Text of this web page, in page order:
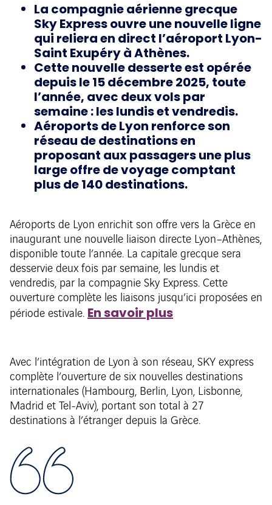
La compagnie aérienne grecque
Sky Express ouvre une nouvelle ligne
qui reliera en direct l’aéroport Lyon-
Saint Exupéry à Athènes.
Cette nouvelle desserte est opérée
depuis le 15 décembre 2025, toute
l’année, avec deux vols par
semaine : les lundis et vendredis.
Aéroports de Lyon renforce son
réseau de destinations en
proposant aux passagers une plus
large offre de voyage comptant
plus de 140 destinations.
Aéroports de Lyon enrichit son offre vers la Grèce en
inaugurant une nouvelle liaison directe Lyon–Athènes,
disponible toute l’année. La capitale grecque sera
desservie deux fois par semaine, les lundis et
vendredis, par la compagnie Sky Express. Cette
ouverture complète les liaisons jusqu’ici proposées en
période estivale. En savoir plus
Avec l’intégration de Lyon à son réseau, SKY express
complète l’ouverture de six nouvelles destinations
internationales (Hambourg, Berlin, Lyon, Lisbonne,
Madrid et Tel-Aviv), portant son total à 27
destinations à l’étranger depuis la Grèce.